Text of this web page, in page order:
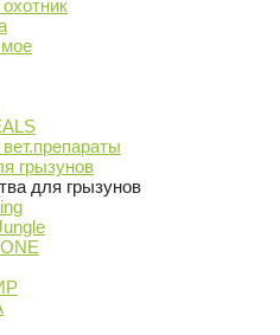
грызунов
для грызунов